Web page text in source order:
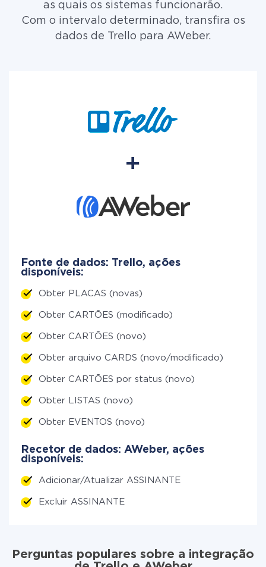
as quais os sistemas funcionarão.
Com o intervalo determinado, transfira os
dados de Trello para AWeber.
Fonte de dados: Trello, ações
disponíveis:
Obter PLACAS (novas)
Obter CARTÕES (modificado)
Obter CARTÕES (novo)
Obter arquivo CARDS (novo/modificado)
Obter CARTÕES por status (novo)
Obter LISTAS (novo)
Obter EVENTOS (novo)
Recetor de dados: AWeber, ações
disponíveis:
Adicionar/Atualizar ASSINANTE
Excluir ASSINANTE
Perguntas populares sobre a integração